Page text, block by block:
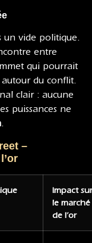
un vide politique.
entre
qui pourrait
autour du conflit.
clair : aucune
puissances ne
.
–
Impact sur
le marché
de l’or